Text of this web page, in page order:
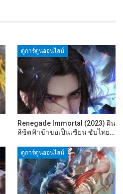
ดูการ์ตูนออนไลน์
Renegade Immortal (2023) ฝืน
ลิขิตฟ้าข้าขอเป็นเซียน ซับไทย…
ดูการ์ตูนออนไลน์